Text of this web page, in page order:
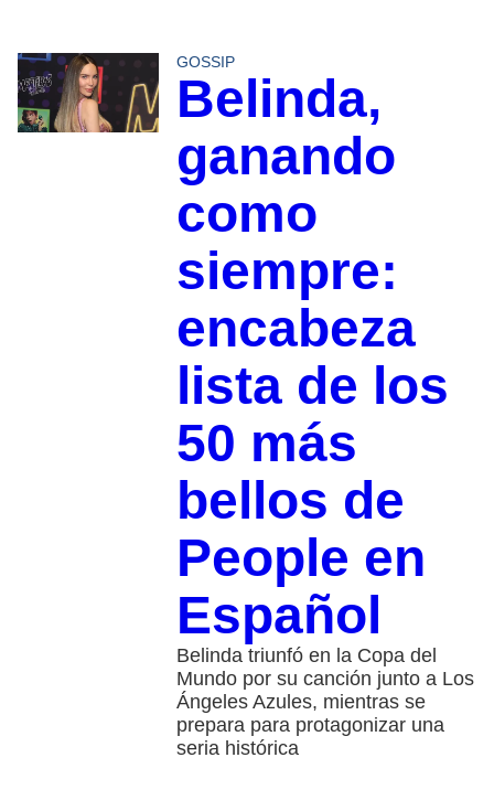
GOSSIP
Belinda,
ganando
como
siempre:
encabeza
lista de los
50 más
bellos de
People en
Español
Belinda triunfó en la Copa del
Mundo por su canción junto a Los
Ángeles Azules, mientras se
prepara para protagonizar una
seria histórica